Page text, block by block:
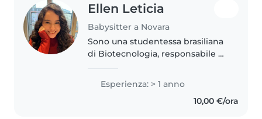
Ellen Leticia
Babysitter a Novara
Sono una studentessa brasiliana
di Biotecnologia, responsabile e
bambini di diverse età. Insegno
Esperienza: > 1 anno
10,00 €/ora